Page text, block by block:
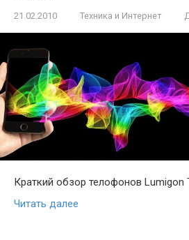
21.02.2010 Техника и Интернет
Краткий обзор телофонов Lumigon
Читать далее